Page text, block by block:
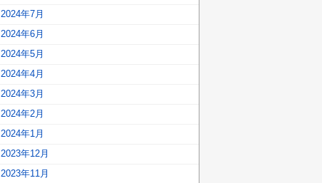
2024年7月
2024年6月
2024年5月
2024年4月
2024年3月
2024年2月
2024年1月
2023年12月
2023年11月